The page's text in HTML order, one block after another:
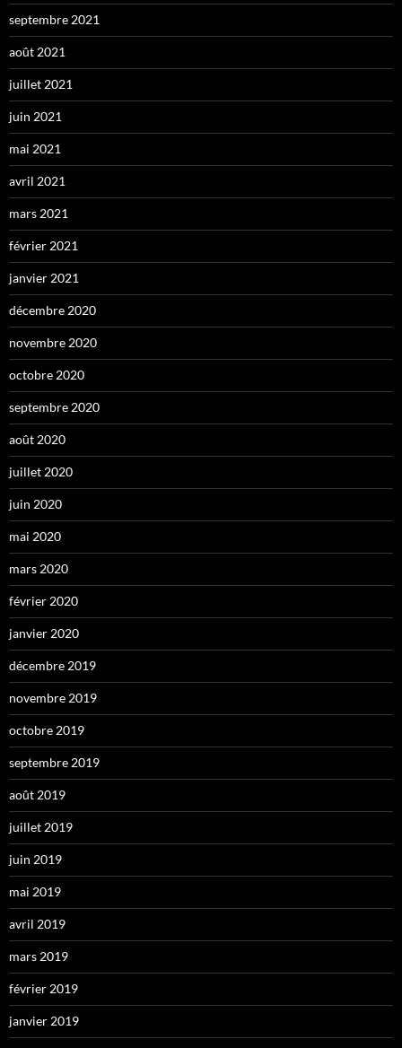
septembre 2021
août 2021
juillet 2021
juin 2021
mai 2021
avril 2021
mars 2021
février 2021
janvier 2021
décembre 2020
novembre 2020
octobre 2020
septembre 2020
août 2020
juillet 2020
juin 2020
mai 2020
mars 2020
février 2020
janvier 2020
décembre 2019
novembre 2019
octobre 2019
septembre 2019
août 2019
juillet 2019
juin 2019
mai 2019
avril 2019
mars 2019
février 2019
janvier 2019